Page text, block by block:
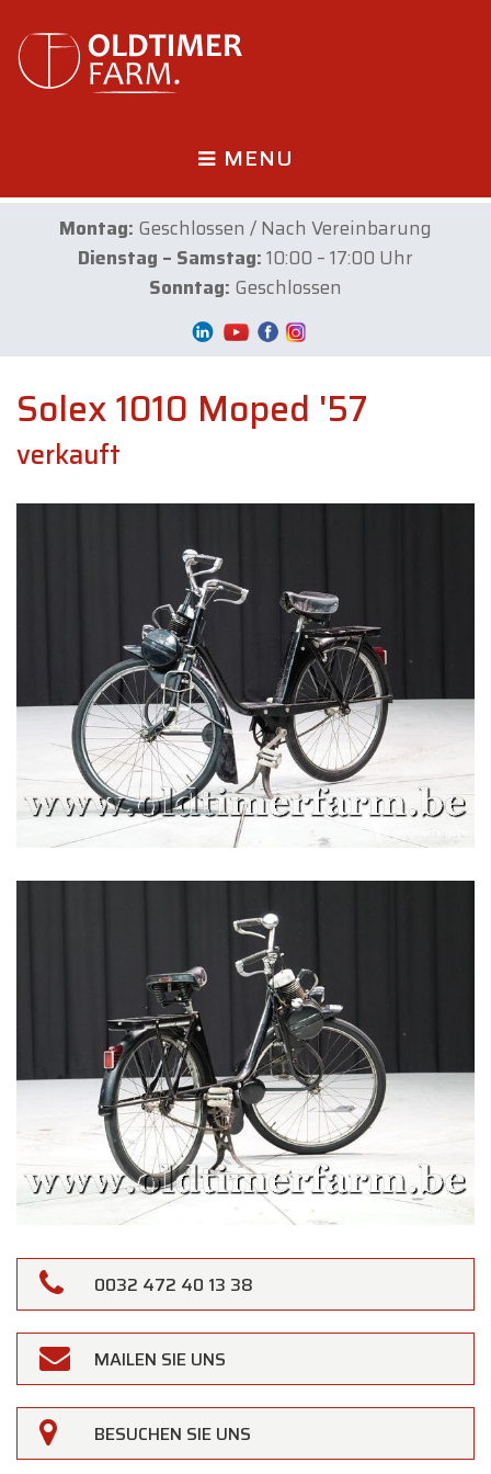
MENU
Montag: Geschlossen / Nach Vereinbarung
Dienstag – Samstag:10:00 – 17:00 Uhr
Sonntag: Geschlossen
Solex 1010 Moped '57
verkauft
0032 472 40 13 38
MAILEN SIE UNS
BESUCHEN SIE UNS ×
Oldtimerfarm